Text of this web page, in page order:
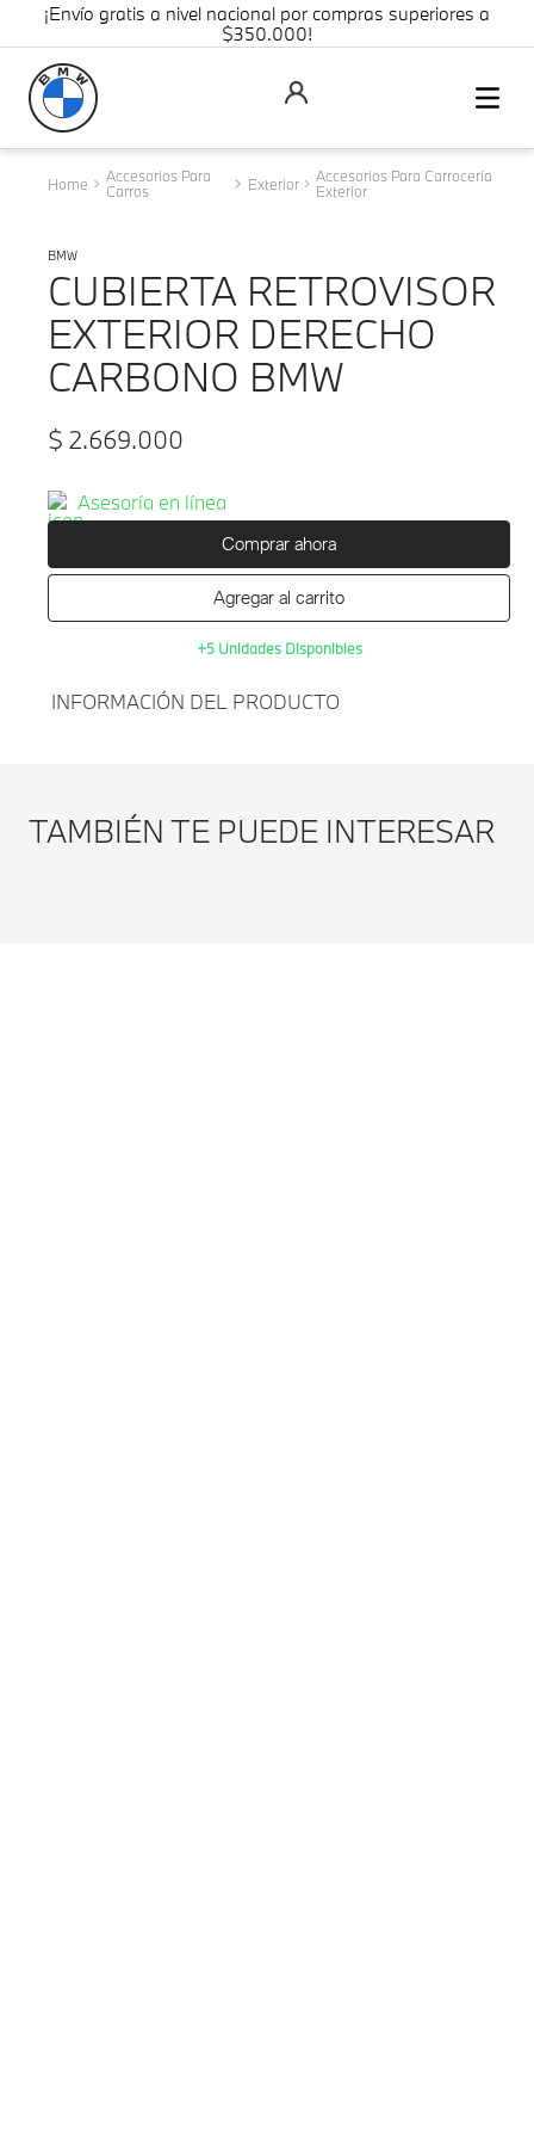
¡Envío gratis a nivel nacional por compras superiores a
$350.000!
Accesorios Para
Carros
Exterior
Accesorios Para Carrocería
Exterior
BMW
CUBIERTA RETROVISOR
EXTERIOR DERECHO
CARBONO BMW
$ 2.669.000
Asesoría en línea
Comprar ahora
Agregar al carrito
+5 Unidades Disponibles
INFORMACIÓN DEL PRODUCTO
EXTERIOR CARBONO BMW
TAMBIÉN TE PUEDE INTERESAR